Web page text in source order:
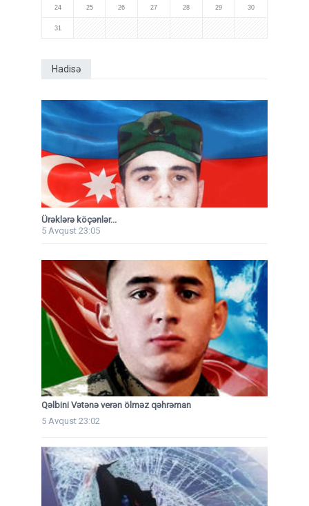
24 25 26 27 28 29 30
31
Hadisə
Ürəklərə köçənlər...
5 Avqust 23:05
Qəlbini Vətənə verən ölməz qəhrəman
5 Avqust 23:02